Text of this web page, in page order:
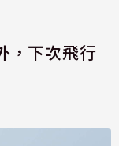
，下次飛行